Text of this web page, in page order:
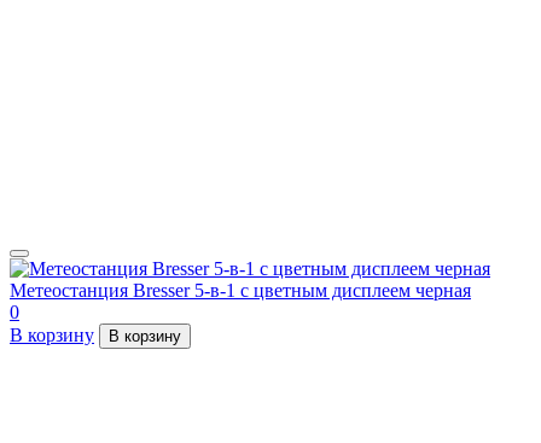
Метеостанция Bresser 5-в-1 с цветным дисплеем черная
0
В корзину
В корзину